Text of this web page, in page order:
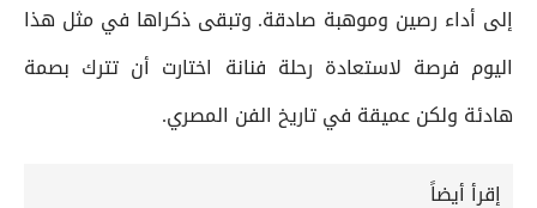
إلى أداء رصين وموهبة صادقة. وتبقى ذكراها في مثل هذا
اليوم فرصة لاستعادة رحلة فنانة اختارت أن تترك بصمة
هادئة ولكن عميقة في تاريخ الفن المصري.
إقرأ أيضاً